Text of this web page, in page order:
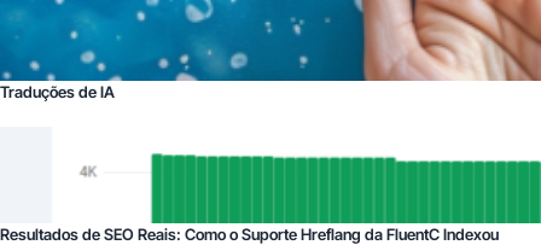
Traduções de IA
Resultados de SEO Reais: Como o Suporte Hreflang da FluentC Indexou